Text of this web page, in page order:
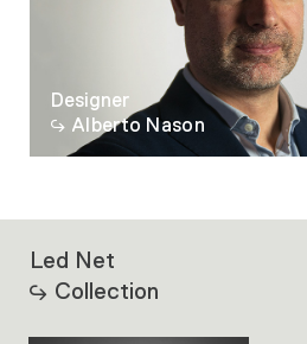
Designer
Alberto Nason
Led Net
Collection